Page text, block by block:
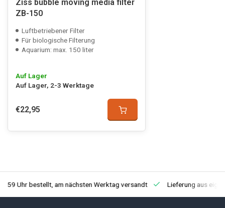
Ziss bubble moving media filter
ZB-150
Luftbetriebener Filter
Für biologische Filterung
Aquarium: max. 150 liter
Auf Lager
Auf Lager, 2-3 Werktage
€22,95
Uhr bestellt, am nächsten Werktag versandt Lieferung aus